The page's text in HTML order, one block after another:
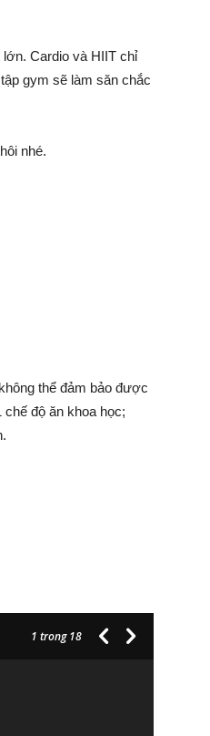
Cardio và HIIT chỉ
gym sẽ làm săn chắc
nhé.
thể đảm bảo được
độ ăn khoa học;
1 trong 18